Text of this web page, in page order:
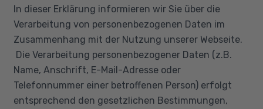
In dieser Erklärung informieren wir Sie über die
Verarbeitung von personenbezogenen Daten im
Zusammenhang mit der Nutzung unserer Webseite.
Die Verarbeitung personenbezogener Daten (z.B.
Name, Anschrift, E-Mail-Adresse oder
Telefonnummer einer betroffenen Person) erfolgt
entsprechend den gesetzlichen Bestimmungen,